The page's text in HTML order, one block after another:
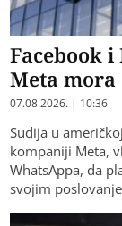
Facebook
Meta
07.08.2026. | 10:36
Sudija u
kompaniji Meta,
WhatsAppa, da
svojim